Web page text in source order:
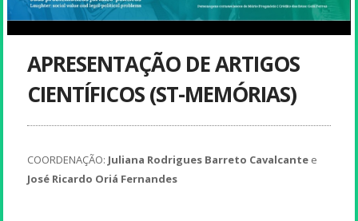
APRESENTAÇÃO DE ARTIGOS
CIENTÍFICOS (ST-MEMÓRIAS)
COORDENAÇÃO: Juliana Rodrigues Barreto Cavalcante e
José Ricardo Oriá Fernandes